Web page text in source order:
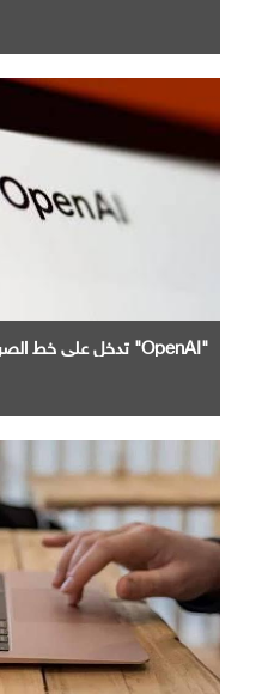
"OpenAI" تدخل علي خط الصراع مع أمازون